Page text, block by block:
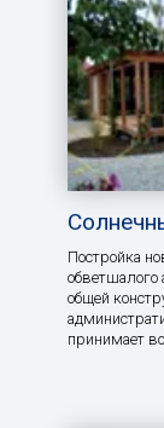
Постройка
общей
принимает во